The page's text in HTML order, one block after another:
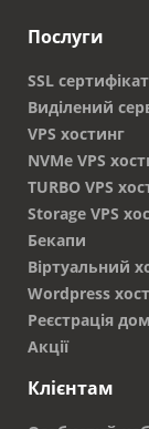
Послуги
SSL
Виділений
VPS хостинг
NVMe VPS
TURBO VPS
Storage VPS
Бекапи
Віртуальний
Wordpress
Реєстрація
Акції
Клієнтам